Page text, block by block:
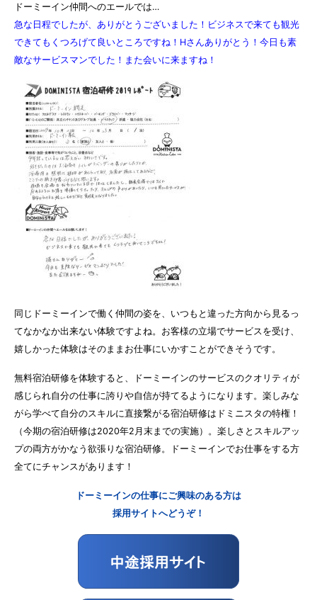
ドーミーイン仲間へのエールでは…
急な日程でしたが、ありがとうございました！ ビジネスで来ても観光
できてもくつろげて良いところですね！Hさんありがとう！今日も素
敵なサービスマンでした！また会いに来ますね！
同じドーミーインで働く仲間の姿を、いつもと違った方向から見るっ
てなかなか出来ない体験ですよね。お客様の立場でサービスを受け、
嬉しかった体験はそのままお仕事にいかすことができそうです。
無料宿泊研修を体験すると、ドーミーインのサービスのクオリティが
感じられ自分の仕事に誇りや自信が持てるようになります。楽しみな
がら学べて自分のスキルに直接繋がる宿泊研修はドミニスタの特権！
（今期の宿泊研修は2020年2月末までの実施）。楽しさとスキルアッ
プの両方がかなう欲張りな宿泊研修。ドーミーインでお仕事をする方
全てにチャンスがあります！
ドーミーインの仕事にご興味のある方は
採用サイトへどうぞ！